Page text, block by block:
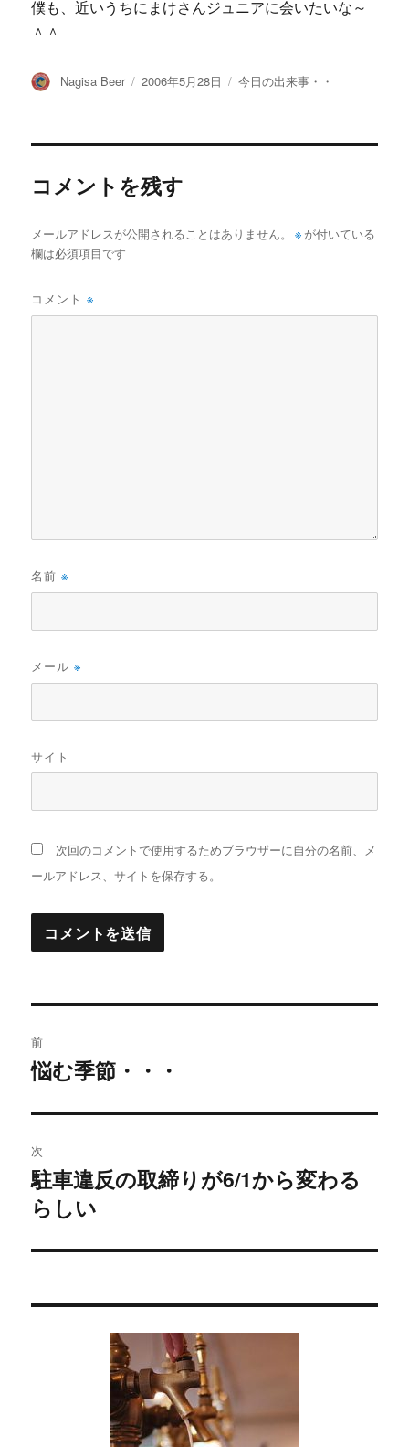
僕も、近いうちにまけさんジュニアに会いたいな～
＾＾
投
Nagisa Beer
投
2006年5月28日
カ
今日の出来事・・
コメントを残す
メールアドレスが公開されることはありません。 ※ が付いている
欄は必須項目です
コメント※
名前※
メール※
サイト
次回のコメントで使用するためブラウザーに自分の名前、メ
ールアドレス、サイトを保存する。
稿
ビ
ゲ
ー
シ
前
過
の
投
稿:
悩む季節・・・
次
次
の
稿:
駐車違反の取締りが6/1から変わる
らしい